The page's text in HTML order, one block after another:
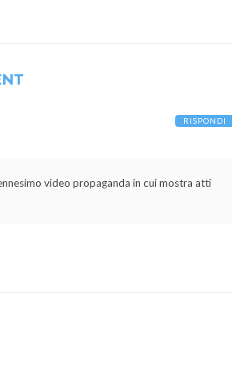
video propaganda in cui mostra atti
RISPONDI